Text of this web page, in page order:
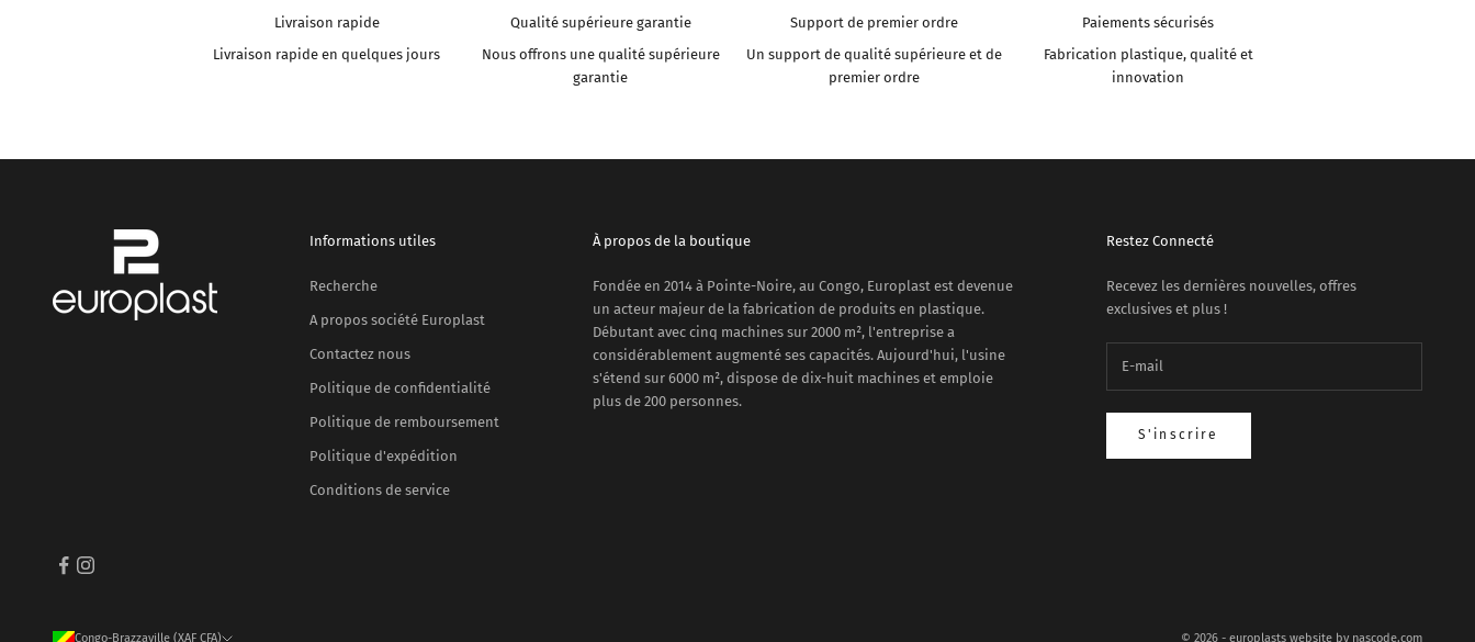
Livraison rapide
Livraison rapide en quelques jours
Qualité supérieure garantie
Nous offrons une qualité supérieure
garantie
Support de premier ordre
Un support de qualité supérieure et de
premier ordre
Paiements sécurisés
Fabrication plastique, qualité et
innovation
Informations utiles
Recherche
A propos société Europlast
Contactez nous
Politique de confidentialité
Politique de remboursement
Politique d'expédition
Conditions de service
À propos de la boutique
Fondée en 2014 à Pointe-Noire, au Congo, Europlast est devenue
un acteur majeur de la fabrication de produits en plastique.
Débutant avec cinq machines sur 2000 m², l'entreprise a
considérablement augmenté ses capacités. Aujourd'hui, l'usine
s'étend sur 6000 m², dispose de dix-huit machines et emploie
plus de 200 personnes.
Restez Connecté
Recevez les dernières nouvelles, offres
exclusives et plus !
S'inscrire
Congo-Brazzaville (XAF CFA) © 2026 - europlasts website by nascode.com